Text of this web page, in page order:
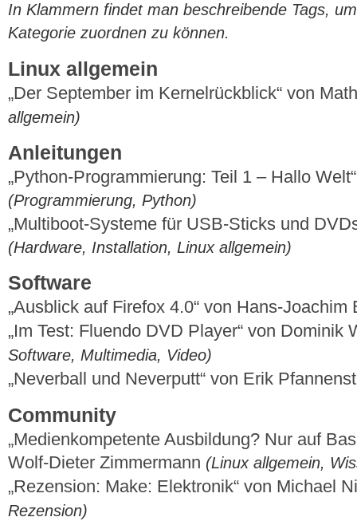
In Klammern findet man beschreibende Tags,
Kategorie zuordnen zu können.
Linux allgemein
„Der September im Kernelrückblick“ von
allgemein)
Anleitungen
„Python-Programmierung: Teil 1 – Hallo
(Programmierung, Python)
„Multiboot-Systeme für USB-Sticks und
(Hardware, Installation, Linux allgemein)
Software
„Ausblick auf Firefox 4.0“ von Hans-
„Im Test: Fluendo DVD Player“ von Dominik
Software, Multimedia, Video)
„Neverball und Neverputt“ von Erik
Community
„Medienkompetente Ausbildung? Nur auf
Wolf-Dieter Zimmermann (Linux allgemein,
„Rezension: Make: Elektronik“ von Michael
Rezension)